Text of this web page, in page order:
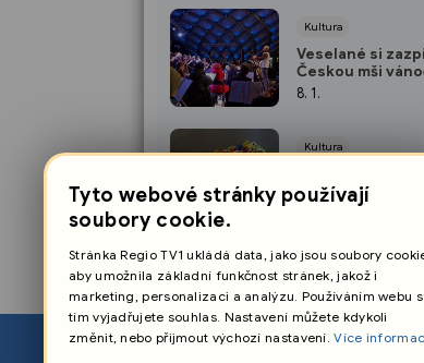
Kultura
Veselané si
Českou mši
8. 1.
Kultura
V Galerii
výstavu hraček
Tyto webové stránky používají
soubory cookie.
Stránka Regio TV1 ukládá data, jako jsou soubory
aby umožnila základní funkčnost stránek, jakož i
marketing, personalizaci a analýzu. Používáním webu s
tím vyjadřujete souhlas. Nastavení můžete kdykoli
změnit, nebo přijmout výchozí nastavení.Více